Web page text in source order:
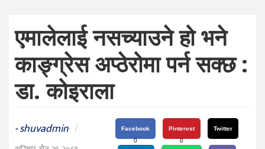
संघीय
प्रविधि
जीवनशैली
दर्शन
/
एमालेलाई नसच्याउने हो भने
काङ्ग्रेस अप्ठेरोमा पर्न सक्छ :
डा. कोइराला
-shuvadmin /
Facebook
0
Pinterest
0
Twitter